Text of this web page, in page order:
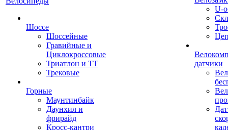
Шоссе
Шоссейные
Гравийные и
Циклокроссовые
Триатлон и ТТ
Трековые
Горные
Маунтинбайк
Даунхил и
фрирайд
Кросс-кантри
U-
датчики